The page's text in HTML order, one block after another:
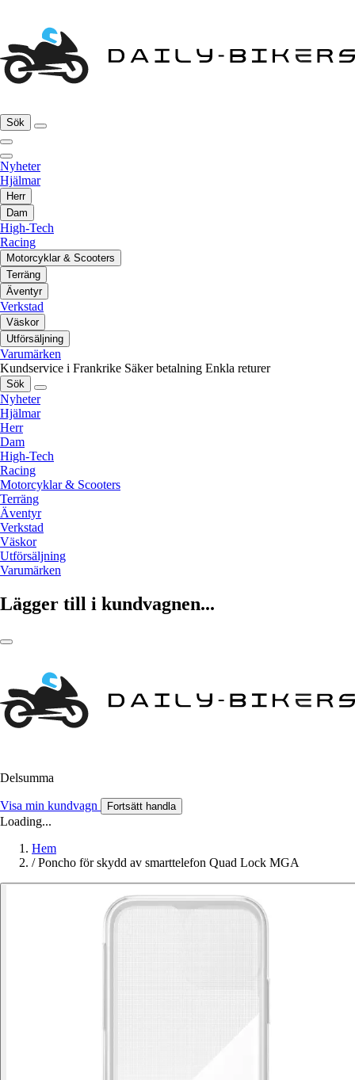
Sök
Nyheter
Hjälmar
Herr
Dam
High-Tech
Racing
Motorcyklar & Scooters
Terräng
Äventyr
Verkstad
Väskor
Utförsäljning
Varumärken
Kundservice i Frankrike Säker betalning Enkla returer
Sök
Nyheter
Hjälmar
Herr
Dam
High-Tech
Racing
Motorcyklar & Scooters
Terräng
Äventyr
Verkstad
Väskor
Utförsäljning
Varumärken
Lägger till i kundvagnen...
Delsumma
Visa min kundvagn Fortsätt handla
Loading...
Hem
/ Poncho för skydd av smarttelefon Quad Lock MGA